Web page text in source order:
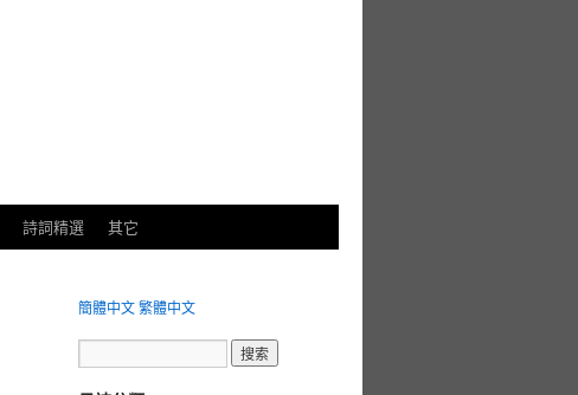
詩詞精選 其它
簡體中文繁體中文